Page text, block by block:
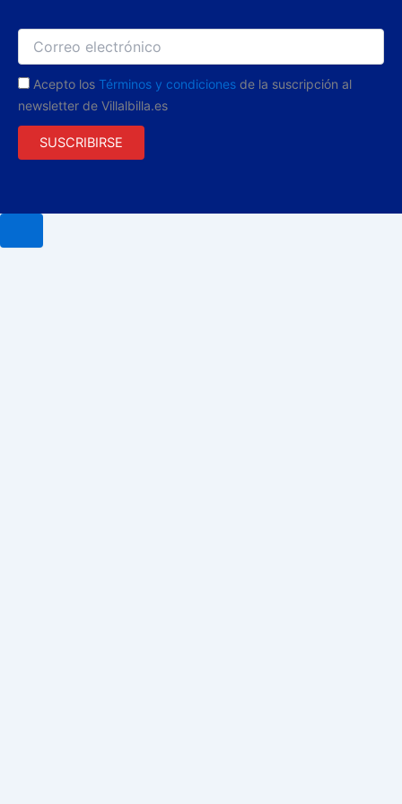
Acepto los Términos y condiciones de la suscripción al
newsletter de Villalbilla.es
SUSCRIBIRSE